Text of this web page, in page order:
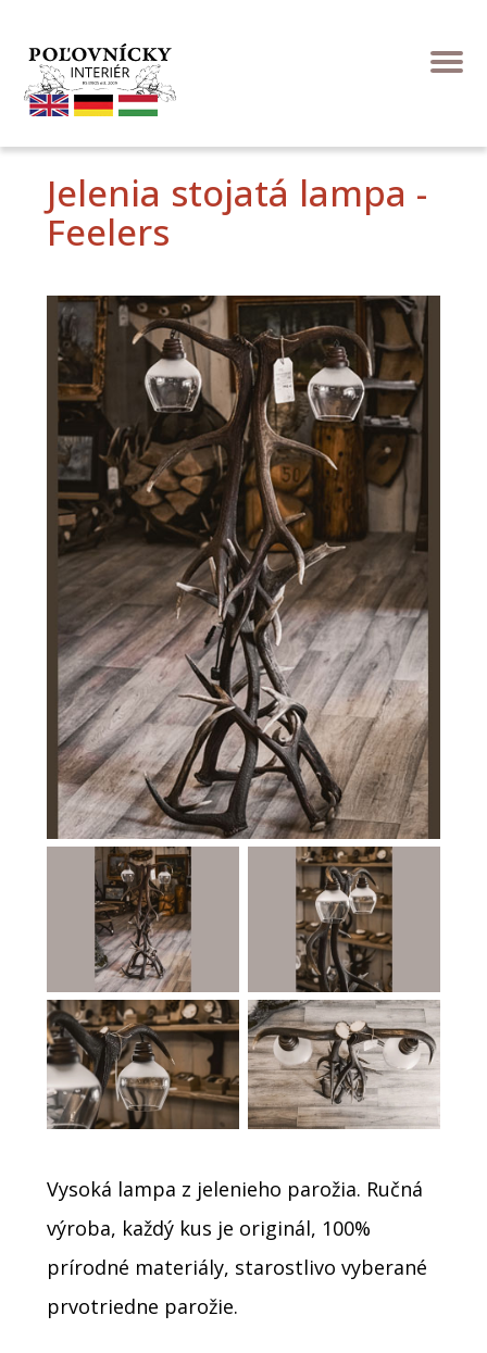
Jelenia stojatá lampa -
Feelers
Vysoká lampa z jelenieho parožia. Ručná
výroba, každý kus je originál, 100%
prírodné materiály, starostlivo vyberané
prvotriedne parožie.